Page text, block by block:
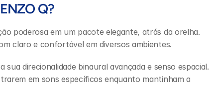
Q?
poderosa em um pacote elegante, atrás da orelha.
claro e confortável em diversos ambientes.
direcionalidade binaural avançada e senso espacial.
em sons específicos enquanto mantinham a